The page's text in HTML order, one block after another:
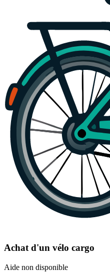
Achat d'un vélo cargo
Aide non disponible